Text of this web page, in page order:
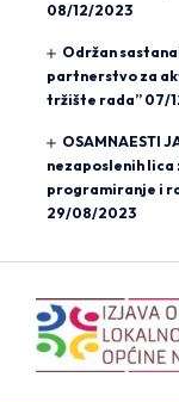
08/12/2023
Održan
partnerstvo za
tržište rada” 07/
OSAMNAESTI
nezaposlenih lica
programiranje i
29/08/2023